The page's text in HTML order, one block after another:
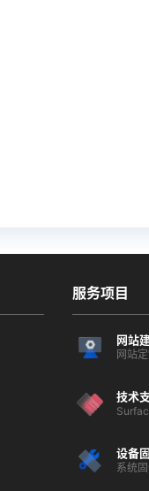
服务项目
网站
网站
技术
设备
系统